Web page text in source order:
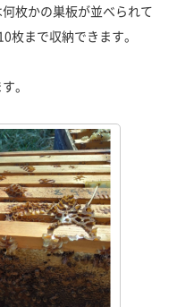
枚かの巣板が並べられて
枚まで収納できます。
。